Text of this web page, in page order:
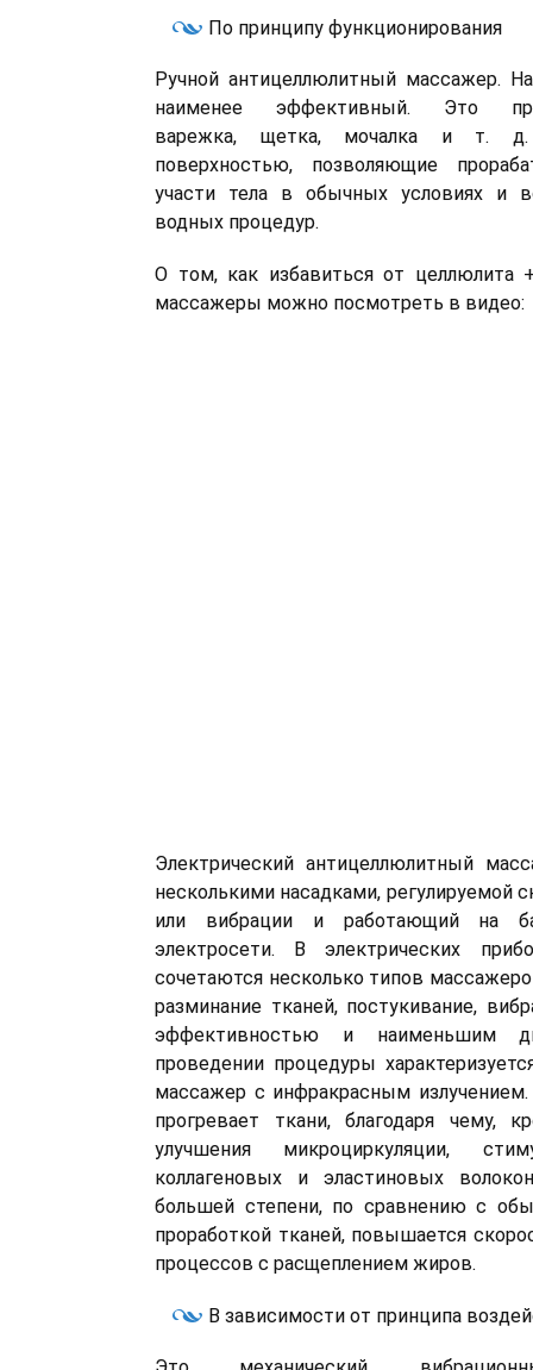
По принципу функционирования
Ручной антицеллюлитный массажер.
наименее эффективный. Это
варежка, щетка, мочалка и т. д.
поверхностью, позволяющие
участи тела в обычных условиях и
водных процедур.
О том, как избавиться от целлюлита
массажеры можно посмотреть в видео:
Электрический антицеллюлитный
несколькими насадками, регулируемой
или вибрации и работающий на
электросети. В электрических
сочетаются несколько типов
разминание тканей, постукивание,
эффективностью и наименьшим
проведении процедуры
массажер с инфракрасным излучением.
прогревает ткани, благодаря чему,
улучшения микроциркуляции,
коллагеновых и эластиновых
большей степени, по сравнению с
проработкой тканей, повышается
процессов с расщеплением жиров.
В зависимости от принципа